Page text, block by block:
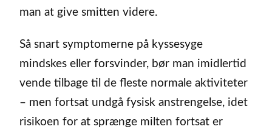
man at give smitten videre.
Så snart symptomerne på kyssesyge
mindskes eller forsvinder, bør man imidlertid
vende tilbage til de fleste normale aktiviteter
– men fortsat undgå fysisk anstrengelse, idet
risikoen for at sprænge milten fortsat er